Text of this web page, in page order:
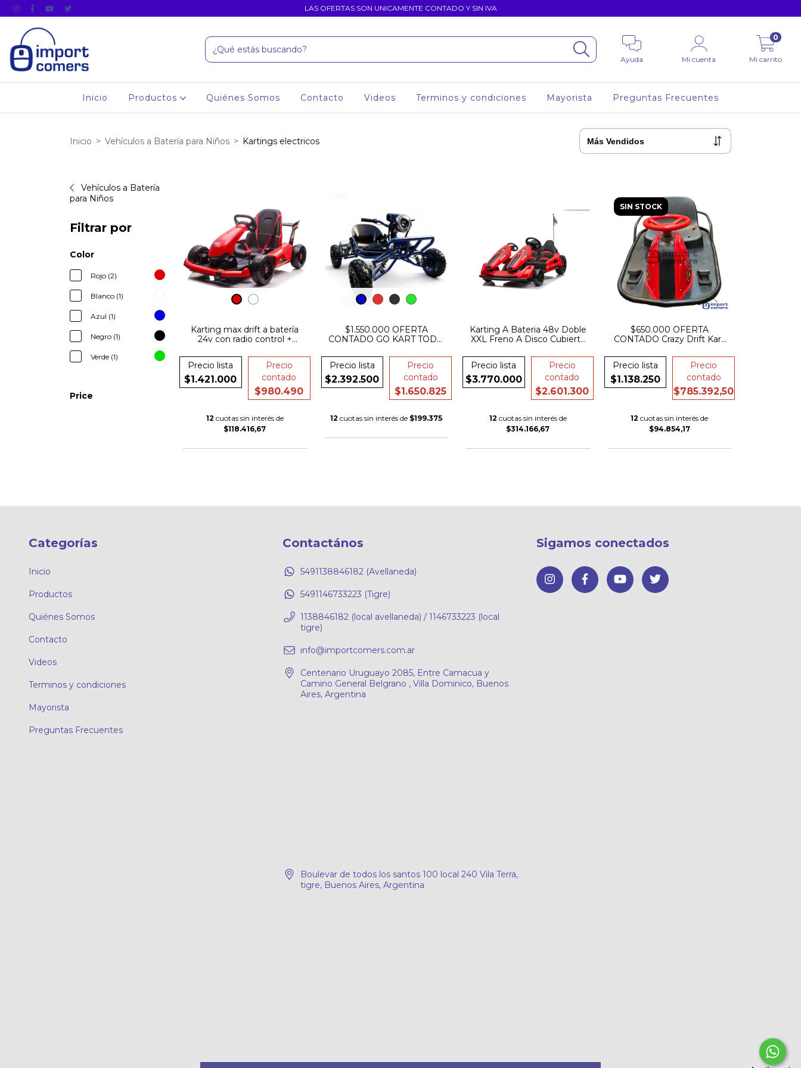
LAS OFERTAS SON UNICAMENTE CONTADO Y SIN IVA
Ayuda Mi cuenta Mi carrito
0
Inicio Productos Quiénes Somos Contacto Videos Terminos y condiciones Mayorista Preguntas Frecuentes
Inicio > Vehículos a Batería para Niños > Kartings electricos
Vehículos a Batería
para Niños
Filtrar por
Color
Rojo (2)
Blanco (1)
Azul (1)
Negro (1)
Verde (1)
Price
Karting max drift a batería
24v con radio control +
Precio lista
$1.421.000
Precio
contado
$980.490
12 cuotas sin interés de
$118.416,67
$1.550.000 OFERTA
CONTADO GO KART TODO
bateria de litio niños adultos
hasta 150kg . Suspensión
extrema Karting
Precio lista
$2.392.500
Precio
contado
$1.650.825
12 cuotas sin interés de $199.375
Karting A Bateria 48v Doble
XXL Freno A Disco Cubierta
Precio lista
$3.770.000
Precio
contado
$2.601.300
12 cuotas sin interés de
$314.166,67
SIN STOCK
$650.000 OFERTA
CONTADO Crazy Drift Kart
7a 350w 24km
Precio lista
$1.138.250
Precio
contado
$785.392,50
12 cuotas sin interés de
$94.854,17
Categorías
Inicio
Productos
Quiénes Somos
Contacto
Videos
Terminos y condiciones
Mayorista
Preguntas Frecuentes
Contactános
5491138846182 (Avellaneda)
5491146733223 (Tigre)
1138846182 (local avellaneda) / 1146733223 (local
tigre)
info@importcomers.com.ar
Centenario Uruguayo 2085, Entre Camacua y
Camino General Belgrano , Villa Dominico, Buenos
Aires, Argentina
Boulevar de todos los santos 100 local 240 Vila Terra,
tigre, Buenos Aires, Argentina
Sigamos conectados